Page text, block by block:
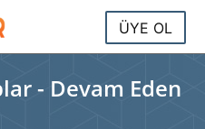
ÜYE OL
- Devam Eden